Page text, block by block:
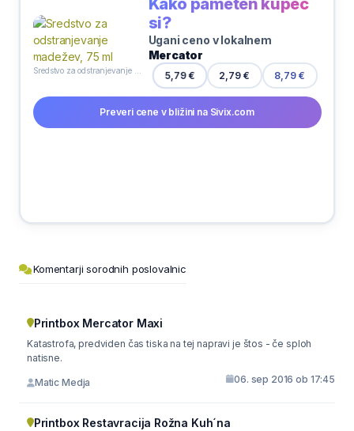
Kako pameten kupec
si?
Ugani ceno v lokalnem
Mercator
5,79 € 2,79 € 8,79 €
Preveri cene v bližini na Sivix.com
Komentarji sorodnih poslovalnic
Printbox Mercator Maxi
Katastrofa, predviden čas tiska na tej napravi je štos - če sploh
natisne.
Matic Medja 06. sep 2016 ob 17:45
Printbox Restavracija Rožna Kuh´na